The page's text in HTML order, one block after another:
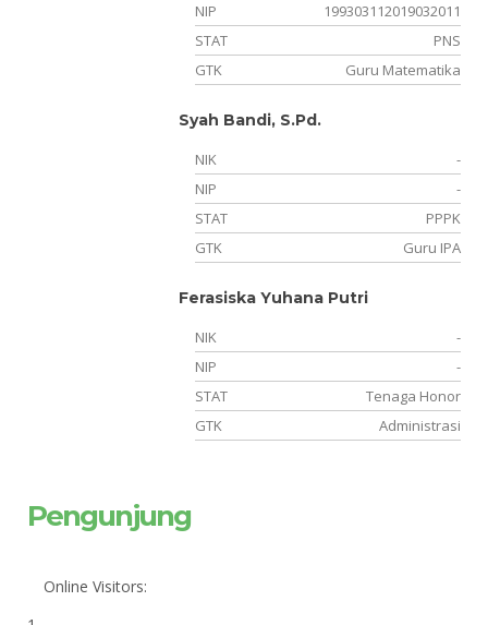
NIP
199303112019032011
STAT
PNS
GTK
Guru Matematika
Syah Bandi, S.Pd.
NIK
-
NIP
-
STAT
PPPK
GTK
Guru IPA
Ferasiska Yuhana Putri
NIK
-
NIP
-
STAT
Tenaga Honor
GTK
Administrasi
Pengunjung
Online Visitors: